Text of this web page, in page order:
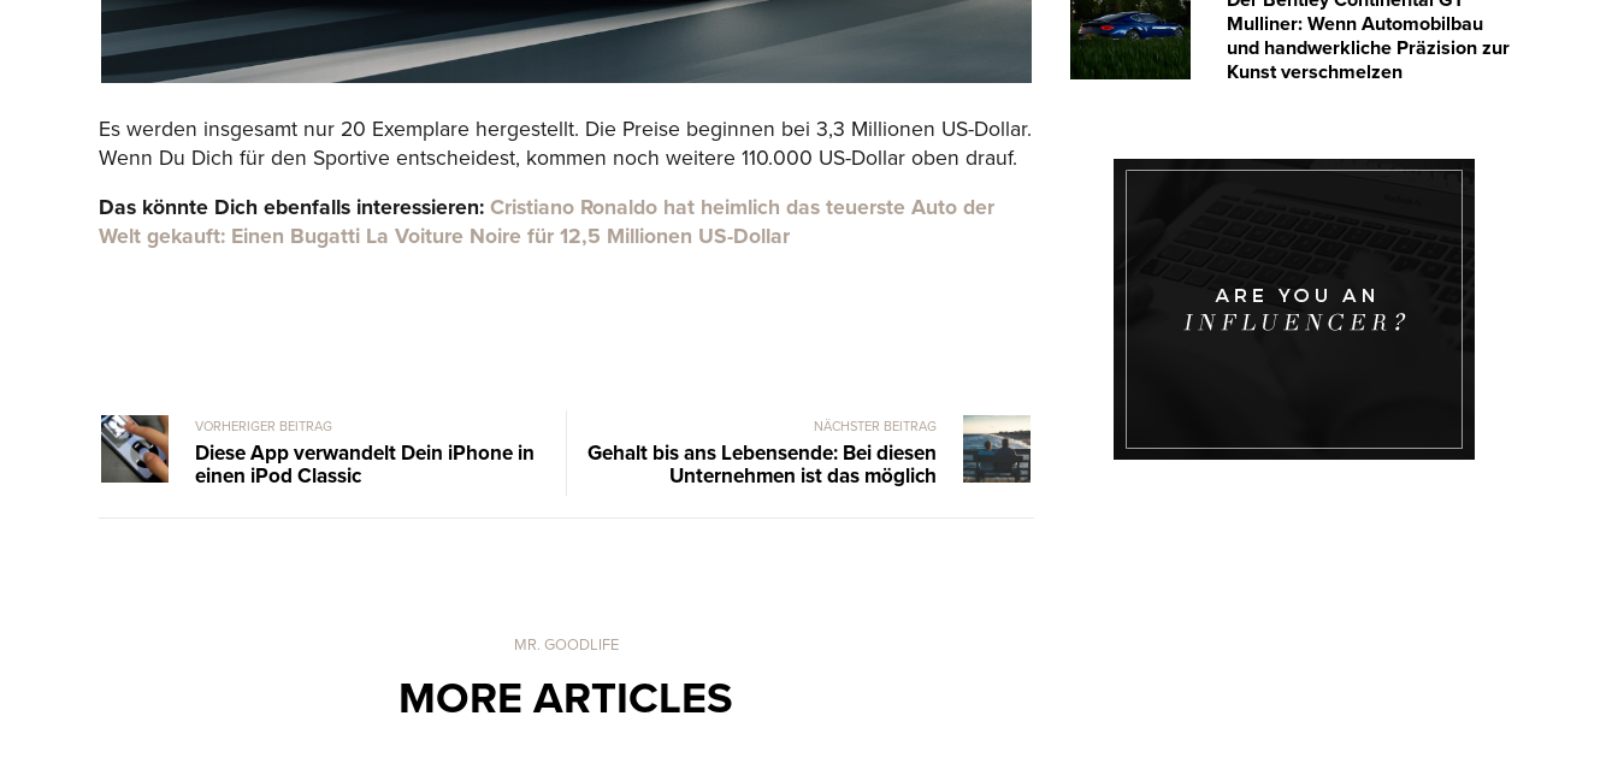
Es werden insgesamt nur 20 Exemplare hergestellt. Die Preise beginnen bei 3,3 Millionen US-Dollar.
Wenn Du Dich für den Sportive entscheidest, kommen noch weitere 110.000 US-Dollar oben drauf.
Das könnte Dich ebenfalls interessieren: Cristiano Ronaldo hat heimlich das teuerste Auto der
Welt gekauft: Einen Bugatti La Voiture Noire für 12,5 Millionen US-Dollar
VORHERIGER BEITRAG
Diese App verwandelt Dein iPhone in
einen iPod Classic
NÄCHSTER BEITRAG
Gehalt bis ans Lebensende: Bei diesen
Unternehmen ist das möglich
MR. GOODLIFE
MORE ARTICLES
Mulliner: Wenn Automobilbau
und handwerkliche Präzision zur
Kunst verschmelzen